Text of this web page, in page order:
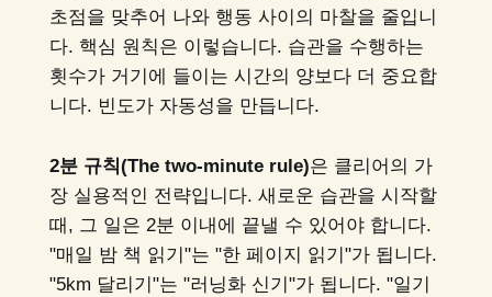
초점을 맞추어 나와 행동 사이의 마찰을 줄입니
다. 핵심 원칙은 이렇습니다. 습관을 수행하는
횟수가 거기에 들이는 시간의 양보다 더 중요합
니다. 빈도가 자동성을 만듭니다.
2분 규칙(The two-minute rule)은 클리어의 가
장 실용적인 전략입니다. 새로운 습관을 시작할
때, 그 일은 2분 이내에 끝낼 수 있어야 합니다.
"매일 밤 책 읽기"는 "한 페이지 읽기"가 됩니다.
"5km 달리기"는 "러닝화 신기"가 됩니다. "일기